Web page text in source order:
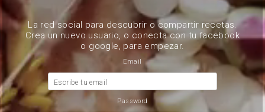
La red social para descubrir o compartir recetas.
Crea un nuevo usuario, o conecta con tu facebook
o google, para empezar.
Email
Escribe tu email
Password